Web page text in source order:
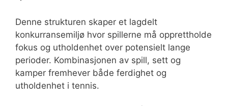
Denne strukturen skaper et lagdelt
konkurransemiljø hvor spillerne må opprettholde
fokus og utholdenhet over potensielt lange
perioder. Kombinasjonen av spill, sett og
kamper fremhever både ferdighet og
utholdenhet i tennis.